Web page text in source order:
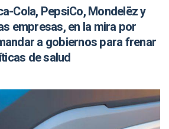
Cola, PepsiCo, Mondelēz y
empresas, en la mira por
a gobiernos para frenar
de salud